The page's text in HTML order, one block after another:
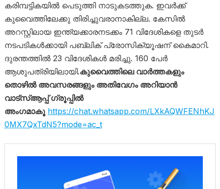
കരിമ്പട്ടികയിൽ പെടുത്തി നാടുകടത്തുക. ഇവർക്ക്
കുവൈത്തിലേക്കു തിരിച്ചുവരാനാകില്ല. കേസിൽ
അറസ്റ്റിലായ ഇന്ത്യക്കാരനടക്കം 71 വിദേശികളെ തുടർ
നടപടികൾക്കായി പബ്ലിക് പ്രോസിക്യൂഷന് കൈമാറി.
ദുരന്തത്തിൽ 23 വിദേശികൾ മരിച്ചു. 160 പേർ
ആശുപത്രിയിലായി.കുവൈത്തിലെ വാർത്തകളും
തൊഴിൽ അവസരങ്ങളും അതിവേഗം അറിയാൻ
വാട്സ്ആപ്പ് ഗ്രൂപ്പിൽ
അംഗമാകൂ https://chat.whatsapp.com/LXkAQWFENhKJ
0MX7QxTdN5?mode=ac_t